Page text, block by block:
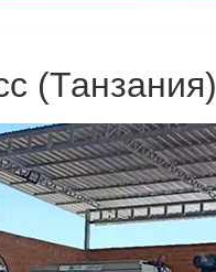
(Танзания)